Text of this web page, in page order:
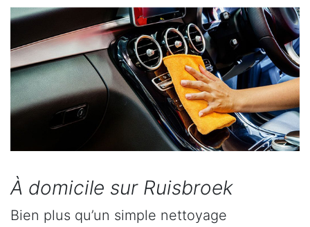
À domicile sur Ruisbroek
Bien plus qu’un simple nettoyage